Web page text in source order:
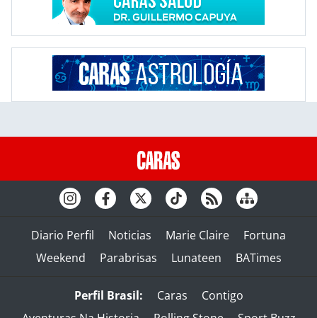
Diario Perfil Noticias Marie Claire
Fortuna
Weekend
Parabrisas Lunateen BATimes
Perfil Brasil: Caras
Contigo